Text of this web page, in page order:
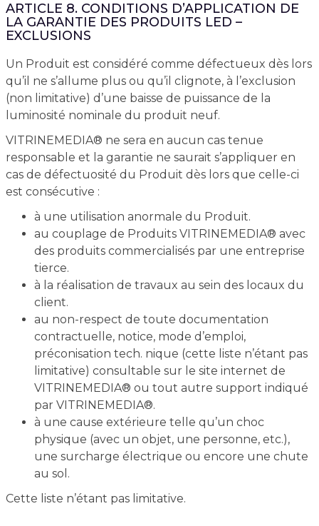
ARTICLE 8. CONDITIONS D’APPLICATION DE
LA GARANTIE DES PRODUITS LED –
EXCLUSIONS
Un Produit est considéré comme défectueux dès lors
qu’il ne s’allume plus ou qu’il clignote, à l’exclusion
(non limitative) d’une baisse de puissance de la
luminosité nominale du produit neuf.
VITRINEMEDIA® ne sera en aucun cas tenue
responsable et la garantie ne saurait s’appliquer en
cas de défectuosité du Produit dès lors que celle-ci
est consécutive :
à une utilisation anormale du Produit.
au couplage de Produits VITRINEMEDIA® avec
des produits commercialisés par une entreprise
tierce.
à la réalisation de travaux au sein des locaux du
client.
au non-respect de toute documentation
contractuelle, notice, mode d’emploi,
préconisation tech. nique (cette liste n’étant pas
limitative) consultable sur le site internet de
VITRINEMEDIA® ou tout autre support indiqué
par VITRINEMEDIA®.
à une cause extérieure telle qu’un choc
physique (avec un objet, une personne, etc.),
une surcharge électrique ou encore une chute
au sol.
Cette liste n’étant pas limitative.